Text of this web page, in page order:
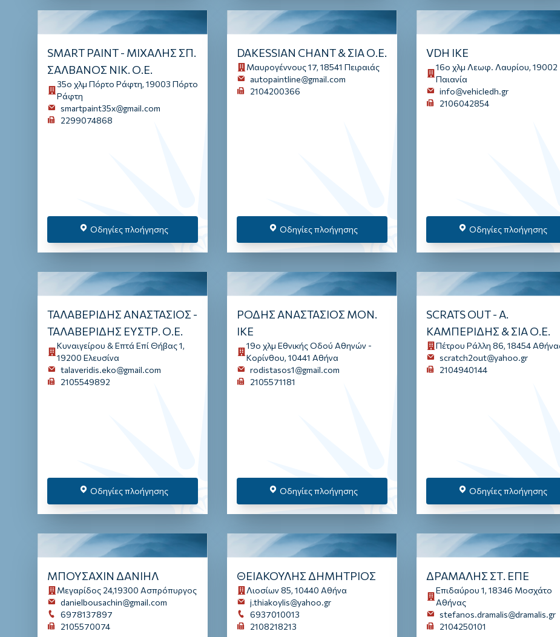
SMART PAINT - ΜΙΧΑΛΗΣ ΣΠ.
ΣΑΛΒΑΝΟΣ ΝΙΚ. Ο.Ε.
35ο χλμ Πόρτο Ράφτη, 19003 Πόρτο
Ράφτη
smartpaint35x@gmail.com
2299074868
Οδηγίες πλοήγησης
DAKESSIAN CHANT & ΣΙΑ Ο.Ε.
Μαυρογέννους 17, 18541 Πειραιάς
autopaintline@gmail.com
2104200366
Οδηγίες πλοήγησης
VDH IKE
16ο χλμ Λεωφ. Λαυρίου, 19002
Παιανία
info@vehicledh.gr
2106042854
Οδηγίες πλοήγησης
ΤΑΛΑΒΕΡΙΔΗΣ ΑΝΑΣΤΑΣΙΟΣ -
ΤΑΛΑΒΕΡΙΔΗΣ ΕΥΣΤΡ. Ο.Ε.
Κυναιγείρου & Επτά Επί Θήβας 1,
19200 Ελευσίνα
talaveridis.eko@gmail.com
2105549892
Οδηγίες πλοήγησης
ΡΟΔΗΣ ΑΝΑΣΤΑΣΙΟΣ ΜΟΝ.
ΙΚΕ
19ο χλμ Εθνικής Οδού Αθηνών -
Κορίνθου, 10441 Αθήνα
rodistasos1@gmail.com
2105571181
Οδηγίες πλοήγησης
SCRATS OUT - Α.
ΚΑΜΠΕΡΙΔΗΣ & ΣΙΑ Ο.Ε.
Πέτρου Ράλλη 86, 18454
scratch2out@yahoo.gr
2104940144
Οδηγίες πλοήγησης
ΜΠΟΥΣΑΧΙΝ ΔΑΝΙΗΛ
Μεγαρίδος 24,19300 Ασπρόπυργος
danielbousachin@gmail.com
6978137897
2105570074
ΘΕΙΑΚΟΥΛΗΣ ΔΗΜΗΤΡΙΟΣ
Λιοσίων 85, 10440 Αθήνα
j.thiakoylis@yahoo.gr
6937010013
2108218213
ΔΡΑΜΑΛΗΣ ΣΤ. ΕΠΕ
Επιδαύρου 1, 18346 Μοσχάτο
Αθήνας
stefanos.dramalis@dramalis.gr
2104250101